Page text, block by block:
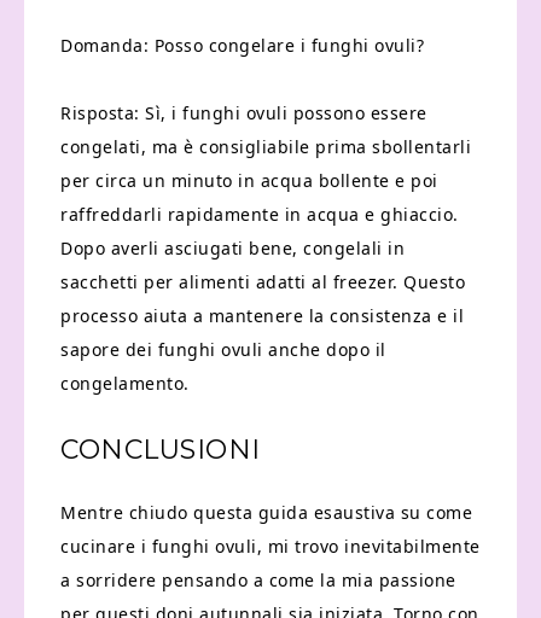
Domanda: Posso congelare i funghi ovuli?
Risposta: Sì, i funghi ovuli possono essere
congelati, ma è consigliabile prima sbollentarli
per circa un minuto in acqua bollente e poi
raffreddarli rapidamente in acqua e ghiaccio.
Dopo averli asciugati bene, congelali in
sacchetti per alimenti adatti al freezer. Questo
processo aiuta a mantenere la consistenza e il
sapore dei funghi ovuli anche dopo il
congelamento.
CONCLUSIONI
Mentre chiudo questa guida esaustiva su come
cucinare i funghi ovuli, mi trovo inevitabilmente
a sorridere pensando a come la mia passione